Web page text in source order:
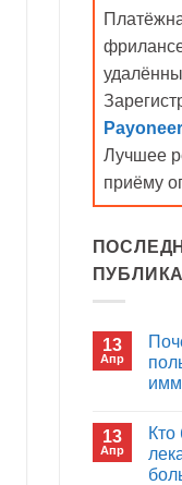
Лучшее
приёму
13
Апр
13
Апр
Кто